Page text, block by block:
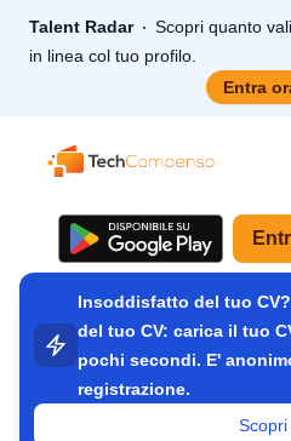
Talent Radar
Scopri quanto
in linea col tuo profilo.
Entra
TechCompenso
Insoddisfatto del tuo
del tuo CV: carica il tuo
pochi secondi. E'
registrazione.
Scopri